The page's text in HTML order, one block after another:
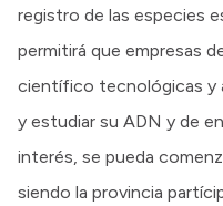
registro de las especies
permitirá que empresas
científico tecnológicas y
y estudiar su ADN y de
interés, se pueda
siendo la provincia